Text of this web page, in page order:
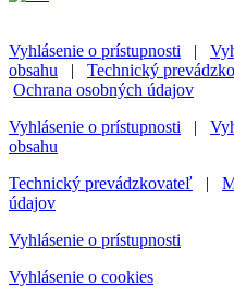
Vyhlásenie o prístupnosti |
obsahu | Technický
Ochrana osobných údajov
Vyhlásenie o prístupnosti |
obsahu
Technický prevádzkovateľ |
údajov
Vyhlásenie o prístupnosti
Vyhlásenie o cookies